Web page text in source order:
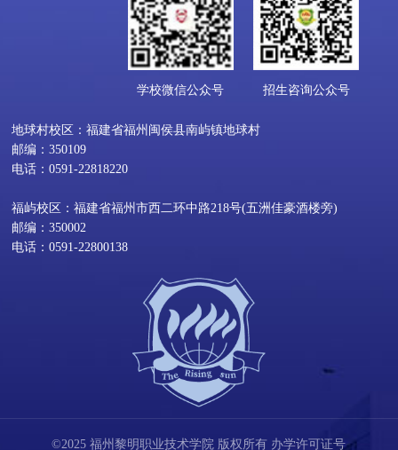
学校微信公众号 招生咨询公众号
地球村校区：福建省福州闽侯县南屿镇地球村
邮编：350109
电话：0591-22818220
福屿校区：福建省福州市西二环中路218号(五洲佳豪酒楼旁)
邮编：350002
电话：0591-22800138
©2025 福州黎明职业技术学院 版权所有 办学许可证号